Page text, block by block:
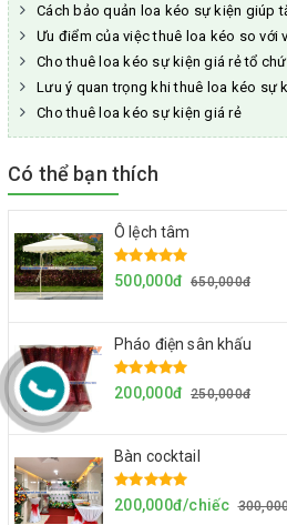
Cách bảo quản loa kéo sự kiện giúp
Ưu điểm của việc thuê loa kéo so với
Cho thuê loa kéo sự kiện giá rẻ tổ
Lưu ý quan trọng khi thuê loa kéo sự
Cho thuê loa kéo sự kiện giá rẻ
Có thể bạn thích
Ô lệch tâm
500,000đ 650,000đ
Pháo điện sân khấu
200,000đ 250,000đ
Bàn cocktail
200,000đ/chiếc